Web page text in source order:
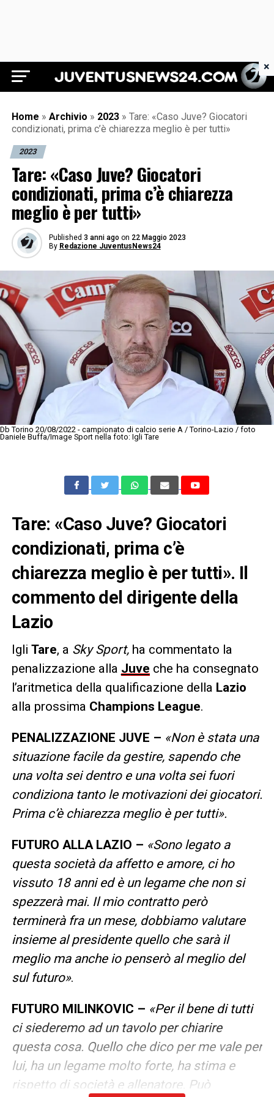
Juventus News 24
Home » Archivio » 2023 » Tare: «Caso Juve? Giocatori
condizionati, prima c’è chiarezza meglio è per tutti»
2023
Tare: «Caso Juve? Giocatori
condizionati, prima c’è chiarezza
meglio è per tutti»
Published 3 anni ago on 22 Maggio 2023
By Redazione JuventusNews24
Db Torino 20/08/2022 - campionato di calcio serie A / Torino-Lazio / foto
Daniele Buffa/Image Sport nella foto: Igli Tare
Tare: «Caso Juve? Giocatori
condizionati, prima c’è
chiarezza meglio è per tutti». Il
commento del dirigente della
Lazio
Igli Tare, a Sky Sport,ha commentato la
penalizzazione alla Juve che ha consegnato
l’aritmetica della qualificazione della Lazio
alla prossima Champions League.
PENALIZZAZIONE JUVE – «Non è stata una
situazione facile da gestire, sapendo che
una volta sei dentro e una volta sei fuori
condiziona tanto le motivazioni dei giocatori.
Prima c’è chiarezza meglio è per tutti».
FUTURO ALLA LAZIO – «Sono legato a
questa società da affetto e amore, ci ho
vissuto 18 anni ed è un legame che non si
spezzerà mai. Il mio contratto però
terminerà fra un mese, dobbiamo valutare
insieme al presidente quello che sarà il
meglio ma anche io penserò al meglio del
sul futuro».
FUTURO MILINKOVIC – «Per il bene di tutti
ci siederemo ad un tavolo per chiarire
questa cosa. Quello che dico per me vale per
lui, ha un legame molto forte, ha stima e
rispetto di società e allenatore. Può
×